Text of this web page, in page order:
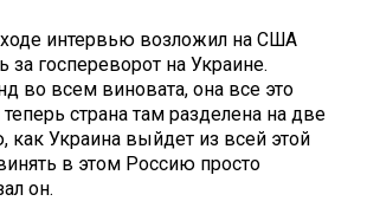
интервью возложил на США
за госпереворот на Украине.
во всем виновата, она все это
страна там разделена на две
как Украина выйдет из всей этой
в этом Россию просто
он.